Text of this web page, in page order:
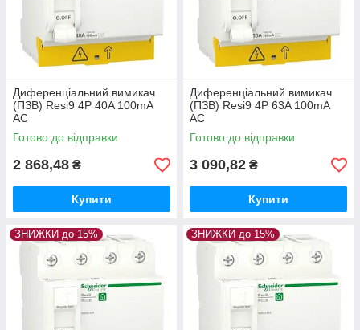
Диференціальний вимикач
(ПЗВ) Resi9 4P 40A 100mA
АС
Готово до відправки
2 868,48 ₴
Купити
Диференціальний вимикач
(ПЗВ) Resi9 4P 63A 100mA
АС
Готово до відправки
3 090,82 ₴
Купити
ЗНИЖКИ до 15% ЗНИЖКИ до 15%